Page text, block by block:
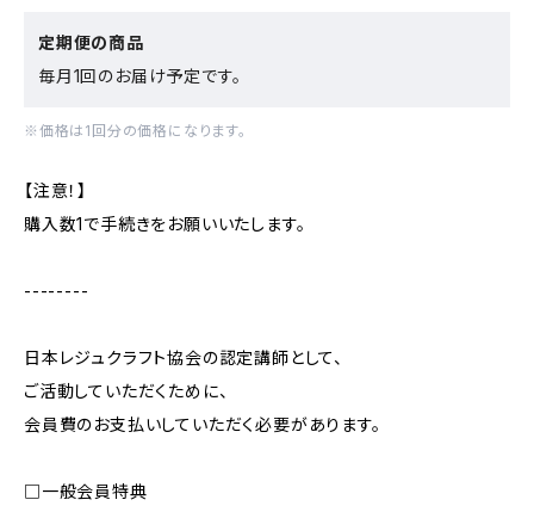
定期便の商品
毎月1回のお届け予定です。
※価格は1回分の価格になります。
【注意！】
購入数1で手続きをお願いいたします。
--------
日本レジュクラフト協会の認定講師として、
ご活動していただくために、
会員費のお支払いしていただく必要があります。
□一般会員特典